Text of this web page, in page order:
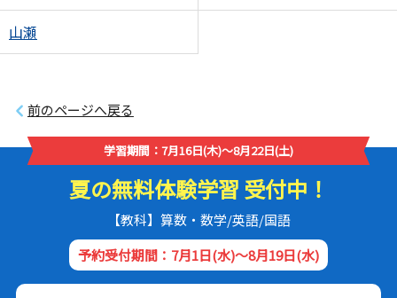
山瀬
前のページへ戻る
学習期間：7月16日(木)～8月22日(土)
夏の無料体験学習 受付中！
【教科】算数・数学/英語/国語
予約受付期間：7月1日(水)～8月19日(水)